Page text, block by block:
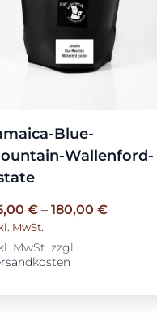
Blue-
Wallenford-
€– 180,00 €
MwSt.
MwSt. zzgl.